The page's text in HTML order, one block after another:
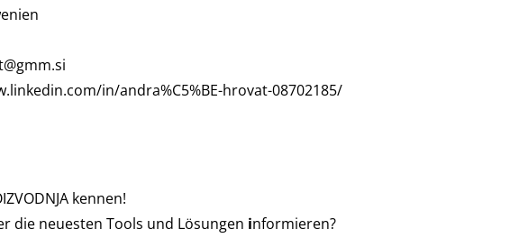
in/andra%C5%BE-hrovat-08702185/
kennen!
die neuesten Tools und Lösungen informieren?